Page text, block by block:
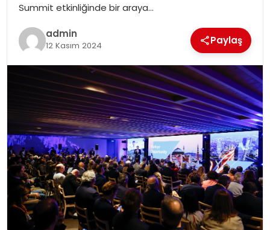
SOSYAL HABER
Summit etkinliğinde bir araya…
admin
12 Kasım 2024 Paylaş